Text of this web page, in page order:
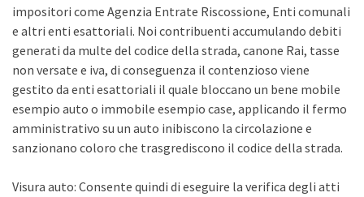
impositori come Agenzia Entrate Riscossione, Enti comunali
e altri enti esattoriali. Noi contribuenti accumulando debiti
generati da multe del codice della strada, canone Rai, tasse
non versate e iva, di conseguenza il contenzioso viene
gestito da enti esattoriali il quale bloccano un bene mobile
esempio auto o immobile esempio case, applicando il fermo
amministrativo su un auto inibiscono la circolazione e
sanzionano coloro che trasgrediscono il codice della strada.
Visura auto: Consente quindi di eseguire la verifica degli atti